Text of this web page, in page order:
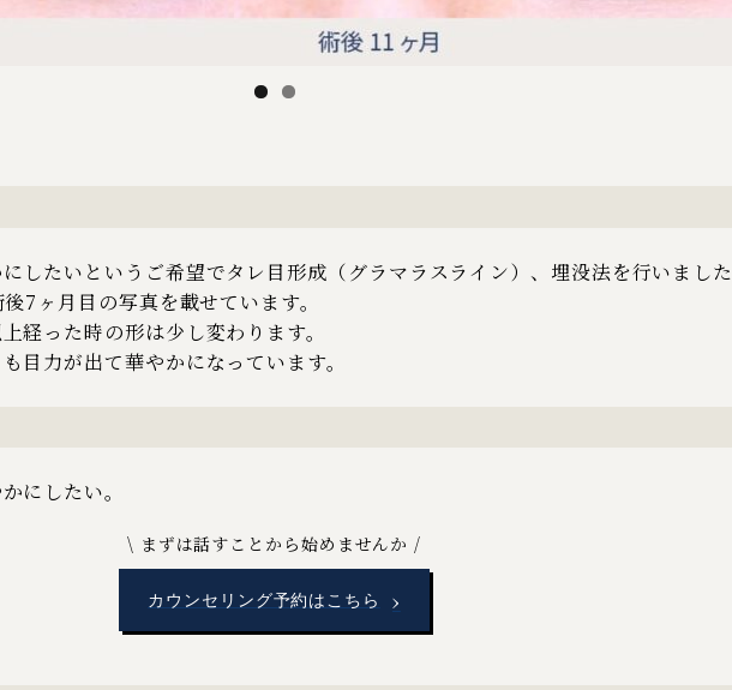
したいというご希望でタレ目形成（グラマラスライン）、埋没法を行いまし
7ヶ月目の写真を載せています。
経った時の形は少し変わります。
目力が出て華やかになっています。
にしたい。
まずは話すことから始めませんか
カウンセリング予約はこちら ›